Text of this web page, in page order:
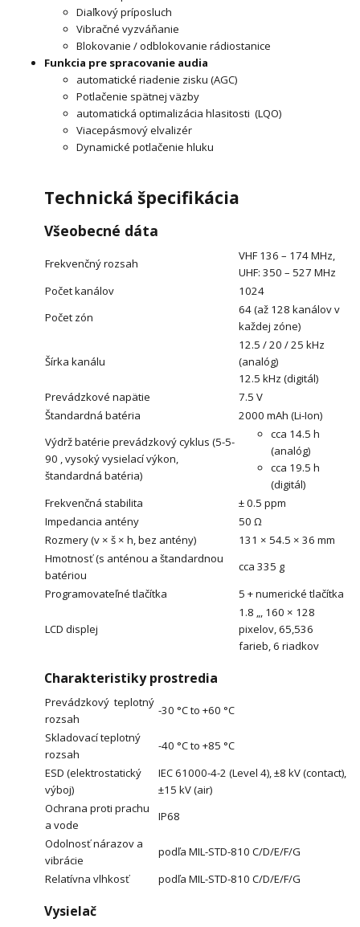
Diaľkový príposluch
Vibračné vyzváňanie
Blokovanie / odblokovanie rádiostanice
Funkcia pre spracovanie audia
automatické riadenie zisku (AGC)
Potlačenie spätnej väzby
automatická optimalizácia hlasitosti (LQO)
Viacepásmový elvalizér
Dynamické potlačenie hluku
Technická špecifikácia
Všeobecné dáta
Frekvenčný rozsah
VHF 136 – 174 MHz,
UHF: 350 – 527 MHz
Počet kanálov
1024
Počet zón
64 (až 128 kanálov v
každej zóne)
Šírka kanálu
12.5 / 20 / 25 kHz
(analóg)
12.5 kHz (digitál)
Prevádzkové napätie
7.5 V
Štandardná batéria
2000 mAh (Li-Ion)
Výdrž batérie prevádzkový cyklus (5-5-
90 , vysoký vysielací výkon,
štandardná batéria)
cca 14.5 h
(analóg)
cca 19.5 h
(digitál)
Frekvenčná stabilita
± 0.5 ppm
Impedancia antény
50 Ω
Rozmery (v × š × h, bez antény)
131 × 54.5 × 36 mm
Hmotnosť (s anténou a štandardnou
batériou
cca 335 g
Programovateľné tlačítka
5 + numerické tlačítka
LCD displej
1.8 „, 160 × 128
pixelov, 65,536
farieb, 6 riadkov
Charakteristiky prostredia
Prevádzkový teplotný
rozsah
-30 °C to +60 °C
Skladovací teplotný
rozsah
-40 °C to +85 °C
ESD (elektrostatický
výboj)
IEC 61000-4-2 (Level 4), ±8 kV (contact),
±15 kV (air)
Ochrana proti prachu
a vode
IP68
Odolnosť nárazov a
vibrácie
podľa MIL-STD-810 C/D/E/F/G
Relatívna vlhkosť
podľa MIL-STD-810 C/D/E/F/G
Vysielač